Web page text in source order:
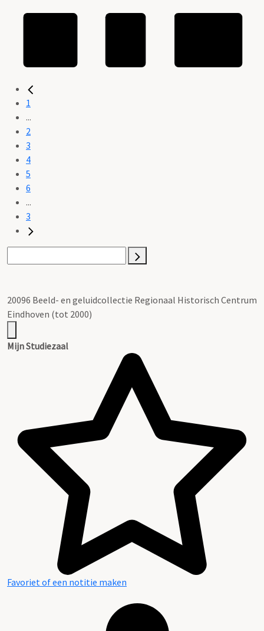
1
...
2
3
4
5
6
...
3
20096 Beeld- en geluidcollectie Regionaal Historisch Centrum
Eindhoven (tot 2000)
Mijn Studiezaal
Favoriet of een notitie maken